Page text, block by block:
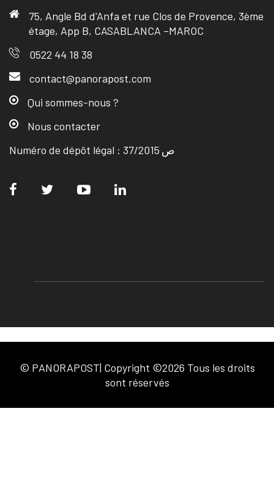
75, Angle Bd d'Anfa et rue Clos de Provence, 3ème
étage, App B, CASABLANCA –MAROC
0522 44 18 38
contact@panorapost.com
Qui sommes-nous ?
Nous contacter
Numéro de dépôt légal : ص 37/2015
© PANORAPOST| Copyright ©2026 Tous les droits
sont réservés